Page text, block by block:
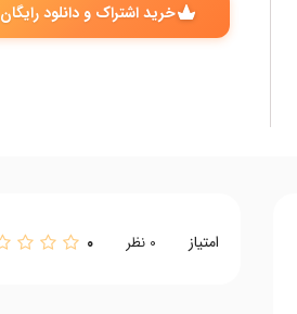
خرید اشتراک و دانلود رایگان
امتیاز 0 نظر 0